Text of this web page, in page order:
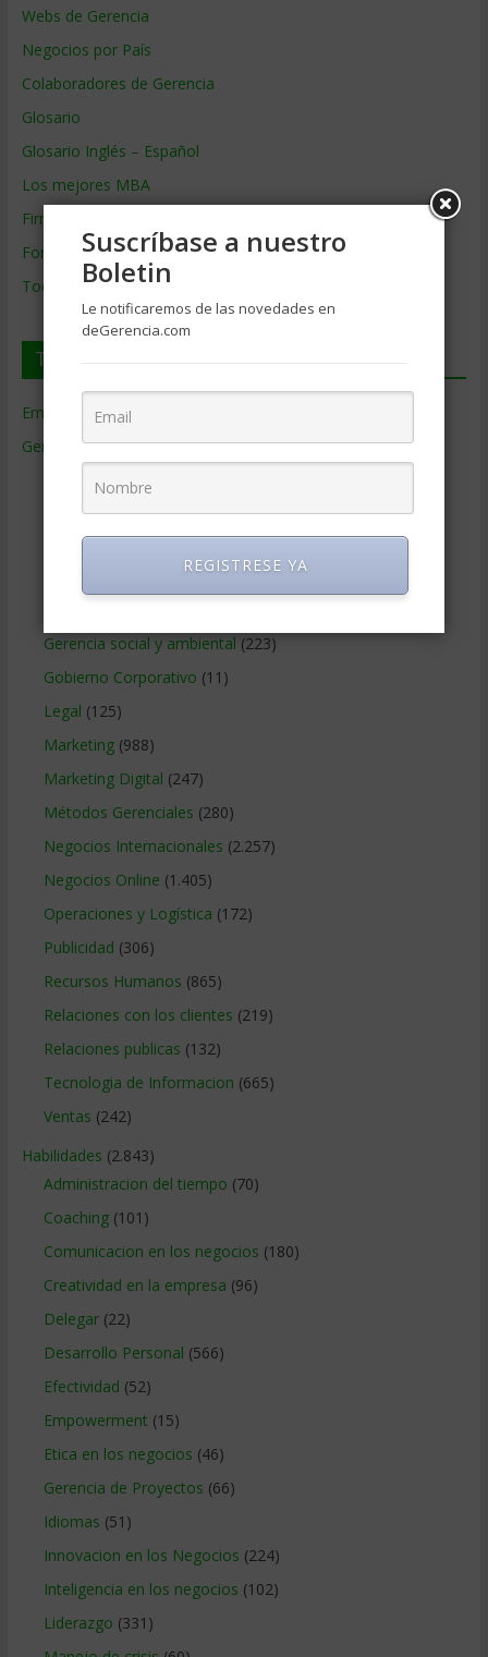
Webs de Gerencia
Negocios por País
Colaboradores de Gerencia
Glosario
Glosario Inglés – Español
Los mejores MBA
Firmas de Gerencia
Formación de Gerencia
Todos los Temas
Temas de Gerencia
Empresas de Gerencia
Gerencia(9.477)
Contabilidad(466)
Educacion Gerencial(454)
Estrategia Empresarial(304)
Gerencia social y ambiental (223)
Gobierno Corporativo (11)
Legal (125)
Marketing(988)
Marketing Digital (247)
Métodos Gerenciales (280)
Negocios Internacionales (2.257)
Negocios Online (1.405)
Operaciones y Logística (172)
Publicidad (306)
Recursos Humanos (865)
Relaciones con los clientes (219)
Relaciones publicas (132)
Tecnologia de Informacion (665)
Ventas (242)
Habilidades (2.843)
Administracion del tiempo (70)
Coaching(101)
Comunicacion en los negocios (180)
Creatividad en la empresa (96)
Delegar(22)
Desarrollo Personal (566)
Efectividad (52)
Empowerment (15)
Etica en los negocios (46)
Gerencia de Proyectos (66)
Idiomas (51)
Innovacion en los Negocios (224)
Inteligencia en los negocios (102)
Liderazgo (331)
Suscríbase a nuestro
Boletin
Le notificaremos de las novedades en
deGerencia.com
REGISTRESE YA